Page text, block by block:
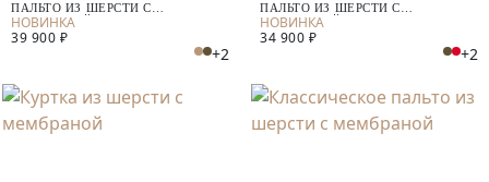
ПАЛЬТО ИЗ ШЕРСТИ С
МЕМБРАНОЙ
39 900 ₽
+2
ПАЛЬТО ИЗ ШЕРСТИ С
МЕМБРАНОЙ
34 900 ₽
+2